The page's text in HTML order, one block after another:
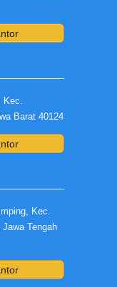
Kec.
Barat 40124
Kec.
Tengah